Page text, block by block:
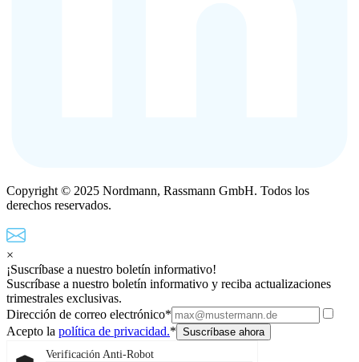
Copyright © 2025 Nordmann, Rassmann GmbH. Todos los
derechos reservados.
×
¡Suscríbase a nuestro boletín informativo!
Suscríbase a nuestro boletín informativo y reciba actualizaciones
trimestrales exclusivas.
Dirección de correo electrónico*
Acepto la política de privacidad.*
Verificación Anti-Robot